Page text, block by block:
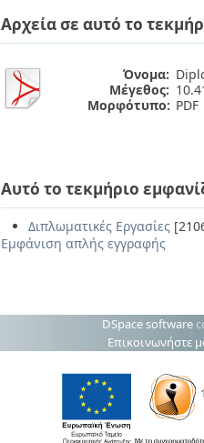
Αρχεία σε αυτό το
Όνομα:
Μέγεθος:
Μορφότυπο: PDF
Αυτό το τεκμήριο
Διπλωματικές Εργασίες
Εμφάνιση απλής εγγραφής
DSpace software
Επικοινωνήστε